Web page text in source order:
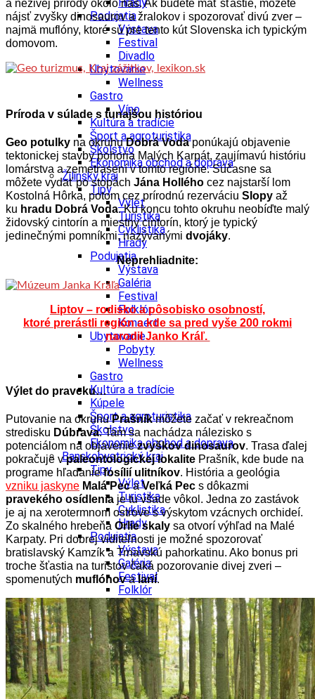
Podujatia
Výstava
Festival
Divadlo
Ubytovanie
Wellness
Gastro
Víno
Kultúra a tradície
Šport a agroturistika
Školstvo
Ekonomika obchod a doprava
Žilinský kraj
Tipy
Výlet
Turistika
Cyklistika
Hrady
Podujatia
Výstava
Galéria
Festival
Folklór
Koncert
Ubytovanie
Pobyty
Wellness
Gastro
Kultúra a tradície
Kúpele
Šport a agroturistika
Školstvo
Ekonomika obchod a doprava
Banskobystrický kraj
Tipy
Výlet
Turistika
Cyklistika
Hrady
Podujatia
Výstava
Galéria
Festival
Folklór
Ubytovanie
Wellness
Gastro
Kaviarne
Kultúra a tradície
Kúpele
Šport a agroturistika
a neživej prírody okolo nás. Ak budete mať šťastie, môžete
nájsť zvyšky dinosaurov a žralokov i spozorovať divú zver –
najmä muflóny, ktoré sú pre tento kút Slovenska ich typickým
domovom.
Príroda v súlade s tunajšou históriou
Geo potulky na okruhuDobrá Vodaponúkajú objavenie
tektonickej stavby pohoria Malých Karpát, zaujímavú históriu
lomárstva a zemetrasení v tomto regióne. Súčasne sa
môžete vydať po stopách Jána Hollého cez najstarší lom
Kostolná Hôrka, potom cez prírodnú rezerváciu Slopy až
ku hradu Dobrá Voda. Ku koncu tohto okruhu neobíďte malý
židovský cintorín a miestny cintorín, ktorý je typický
jedinečnými pomníkmi, nazývanými dvojáky.
Neprehliadnite:
Liptov – rodisko a pôsobisko osobností,
ktoré prerástli región a kde sa pred vyše 200 rokmi
narodil Janko Kráľ.
Výlet do praveku…
Putovanie na okruhuPrašníkmôžete začať v rekreačnom
stredisku Dúbrava. Tam sa nachádza nálezisko s
potenciálom na objaveniezvyškov dinosaurov. Trasa ďalej
pokračuje vpaleontologickej lokalite Prašník, kde bude na
programe hľadaniefosílií ulitníkov. História a geológia
vzniku jaskyne Malá PecaVeľká Pec s dôkazmi
pravekého osídlenia je tu všade vôkol. Jedna zo zastávok
je aj na xerotermnom ostrove s výskytom vzácnych orchideí.
Zo skalného hrebeňa Orlie skaly sa otvorí výhľad na Malé
Karpaty. Pri dobrej viditeľnosti je možné spozorovať
bratislavský Kamzík a Trnavskú pahorkatinu. Ako bonus pri
troche šťastia na turistov čaká pozorovanie divej zveri –
spomenutých muflónovalaní.